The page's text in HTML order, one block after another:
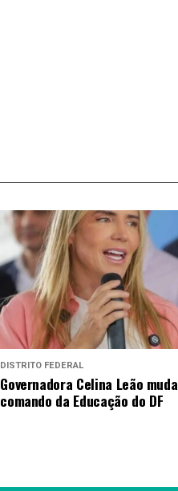
DISTRITO FEDERAL
Governadora Celina Leão muda
comando da Educação do DF